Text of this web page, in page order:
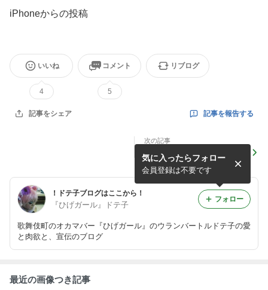
iPhoneからの投稿
いいね
4
コメント
5
リブログ
記事をシェア 記事を報告する
次の記事
ひさびさびさの更新andはち
ゅ登場
！ドテ子ブログはここから！
『ひげガール』ドテ子
歌舞伎町のオカマバー『ひげガール』のウランバートルドテ子の愛
と肉欲と、宣伝のブログ
気に入ったらフォロー
会員登録は不要です
フォロー
最近の画像つき記事